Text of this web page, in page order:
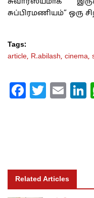
சுப்பிரமணியம்” ஒரு
Tags:
article, R.abilash, cinema,
Twitter
Related Articles